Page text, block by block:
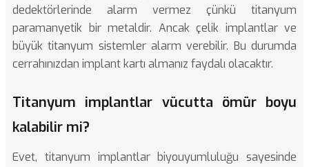
dedektörlerinde alarm vermez çünkü titanyum
paramanyetik bir metaldir. Ancak çelik implantlar ve
büyük titanyum sistemler alarm verebilir. Bu durumda
cerrahınızdan implant kartı almanız faydalı olacaktır.
Titanyum implantlar vücutta ömür boyu
kalabilir mi?
Evet, titanyum implantlar biyouyumluluğu sayesinde